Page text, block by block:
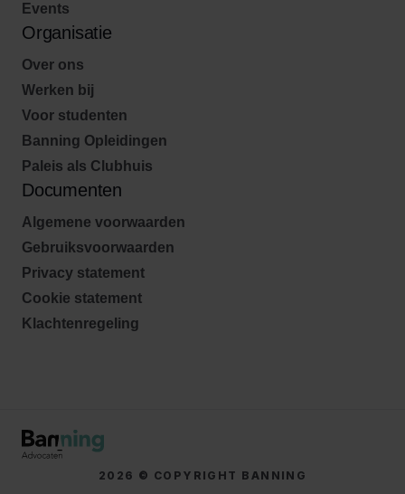
Events
Organisatie
Over ons
Werken bij
Voor studenten
Banning Opleidingen
Paleis als Clubhuis
Documenten
Algemene voorwaarden
Gebruiksvoorwaarden
Privacy statement
Cookie statement
Klachtenregeling
2026 © COPYRIGHT BANNING